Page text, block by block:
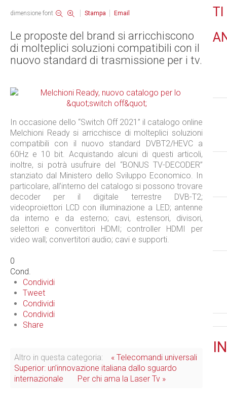
dimensione font Stampa Email
Le proposte del brand si arricchiscono
di molteplici soluzioni compatibili con il
nuovo standard di trasmissione per i tv.
In occasione dello “Switch Off 2021” il catalogo online
Melchioni Ready si arricchisce di molteplici soluzioni
compatibili con il nuovo standard DVBT2/HEVC a
60Hz e 10 bit. Acquistando alcuni di questi articoli,
inoltre, si potrà usufruire del “BONUS TV-DECODER”
stanziato dal Ministero dello Sviluppo Economico. In
particolare, all’interno del catalogo si possono trovare
decoder per il digitale terrestre DVB-T2;
videoproiettori LCD con illuminazione a LED; antenne
da interno e da esterno; cavi, estensori, divisori,
selettori e convertitori HDMI; controller HDMI per
video wall; convertitori audio; cavi e supporti.
0
Cond.
Condividi
Tweet
Condividi
Condividi
Share
Altro in questa categoria:
« Telecomandi universali
Superior: un’innovazione italiana dallo sguardo
internazionale
Per chi ama la Laser Tv »
TI
IN